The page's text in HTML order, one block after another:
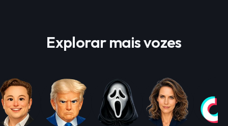
Explorar mais vozes